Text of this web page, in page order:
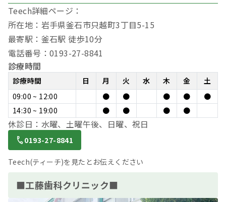
Teech詳細ページ：
所在地：岩手県釜石市只越町3丁目5-15
最寄駅：釜石駅 徒歩10分
電話番号：0193-27-8841
診療時間
診療時間 日 月 火 水 木 金
土
09:00 ~ 12:00
● ● ● ●
●
14:30 ~ 19:00
● ● ● ●
休診日：水曜、土曜午後、日曜、祝日
0193-27-8841
Teech(ティーチ)を見たとお伝えください
■工藤歯科クリニック■